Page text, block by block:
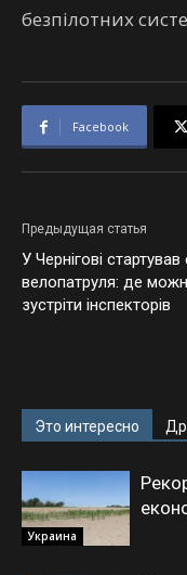
безпілотних
Facebook
Предыдущая статья
У Чернігові
велопатруля: де
зустріти інспекторів
Это интересно
Украина